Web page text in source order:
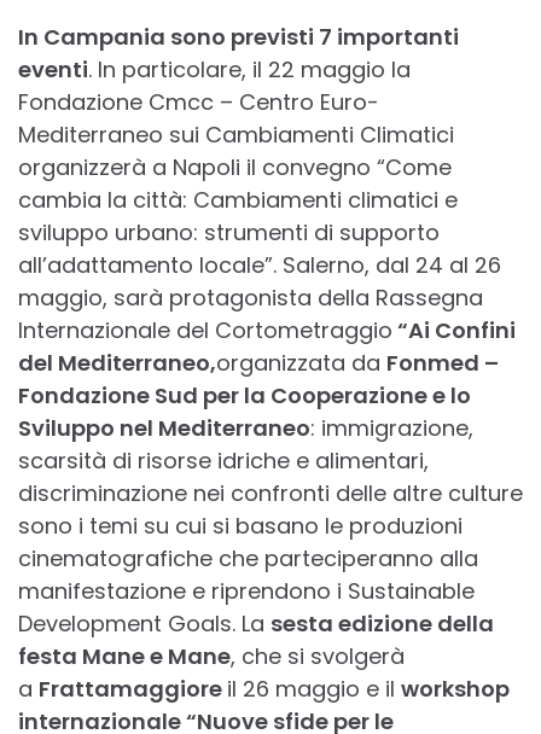
In Campania sono previsti 7 importanti
eventi. In particolare, il 22 maggio la
Fondazione Cmcc – Centro Euro-
Mediterraneo sui Cambiamenti Climatici
organizzerà a Napoli il convegno “Come
cambia la città: Cambiamenti climatici e
sviluppo urbano: strumenti di supporto
all’adattamento locale”. Salerno, dal 24 al 26
maggio, sarà protagonista della Rassegna
Internazionale del Cortometraggio “Ai Confini
del Mediterraneo,organizzata da Fonmed –
Fondazione Sud per la Cooperazione e lo
Sviluppo nel Mediterraneo: immigrazione,
scarsità di risorse idriche e alimentari,
discriminazione nei confronti delle altre culture
sono i temi su cui si basano le produzioni
cinematografiche che parteciperanno alla
manifestazione e riprendono i Sustainable
Development Goals. La sesta edizione della
festa Mane e Mane, che si svolgerà
a Frattamaggiore il 26 maggio e il workshop
internazionale “Nuove sfide per le